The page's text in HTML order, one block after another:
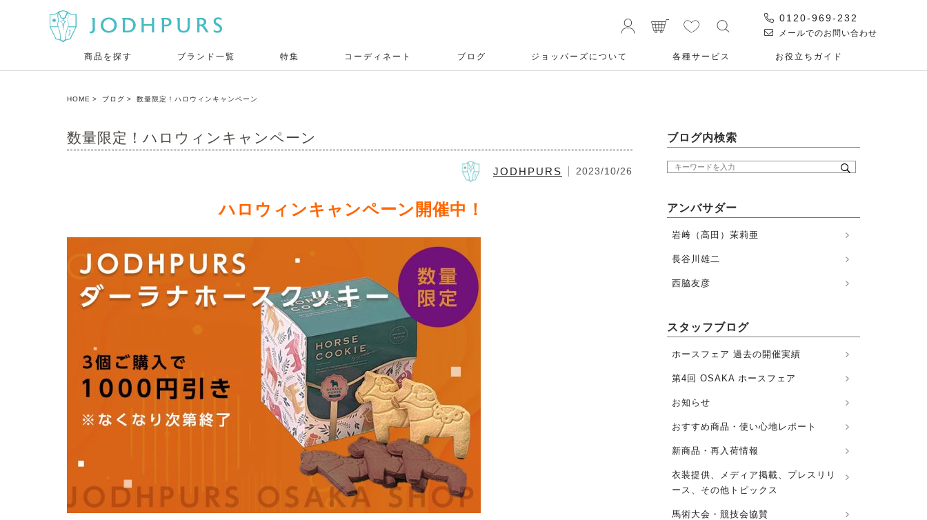
0120-969-232
メールでのお問い合わせ
商品を探す ブランド一覧 特集 コーディネート ブログ ジョッパーズについて 各種サービス お役⽴ちガイド
HOME ブログ 数量限定！ハロウィンキャンペーン
数量限定！ハロウィンキャンペーン
JODHPURS 2023/10/26
ハロウィンキャンペーン開催中！
ブログ内検索
アンバサダー
岩﨑（高田）茉莉亜
長谷川雄二
西脇友彦
スタッフブログ
ホースフェア 過去の開催実績
第4回 OSAKA ホースフェア
お知らせ
おすすめ商品・使い心地レポート
新商品・再入荷情報
衣装提供、メディア掲載、プレスリリ
ース、その他トピックス
馬術大会・競技会協賛